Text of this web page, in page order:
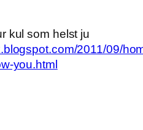
kul som helst ju
2011/09/
you.html